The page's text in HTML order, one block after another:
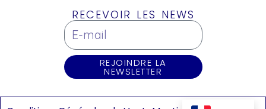
RECEVOIR LES NEWS
REJOINDRE LA
NEWSLETTER